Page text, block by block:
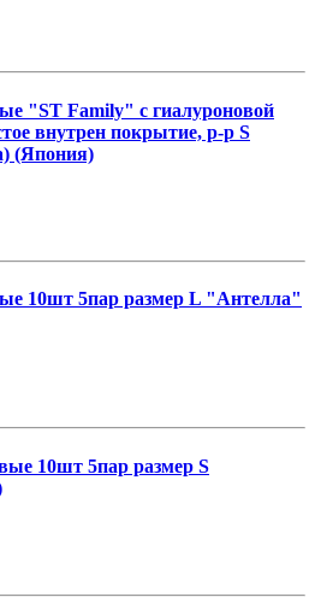
"ST Family" с гиалуроновой
внутрен покрытие, р-р S
(Япония)
10шт 5пар размер L "Антелла"
10шт 5пар размер S